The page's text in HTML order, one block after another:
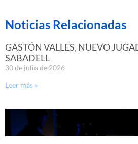
Noticias Relacionadas
GASTÓN VALLES, NUEVO
SABADELL
30 de julio de 2026
Leer más »